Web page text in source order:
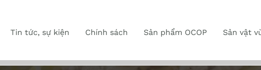
Tin tức, sự kiện Chính sách Sản phẩm OCOP Sản vật